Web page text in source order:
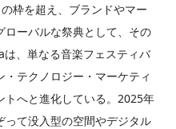
枠を超え、ブランドやマー
ーバルな祭典として、その
、単なる音楽フェスティバ
テクノロジー・マーケティ
トへと進化している。2025年
て没入型の空間やデジタル